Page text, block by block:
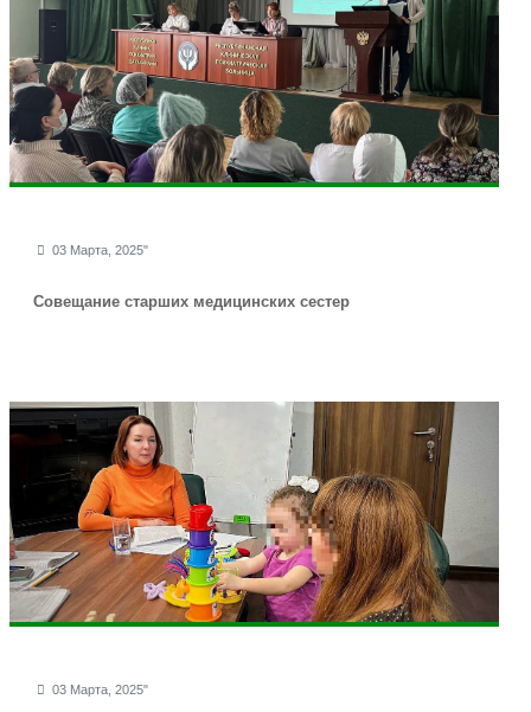
Совещание старших медицинских сестер
03 Марта, 2025"
03 Марта, 2025"